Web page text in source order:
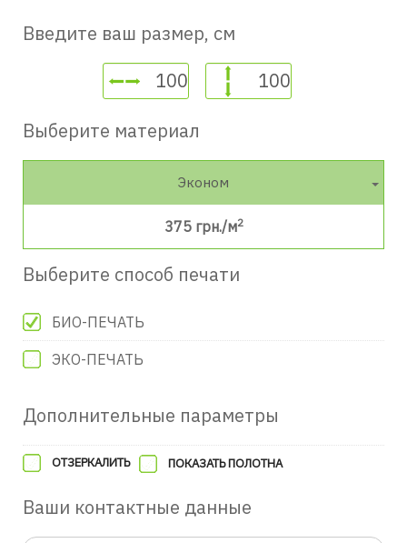
Введите ваш размер, см
Выберите материал
Эконом
375 грн./м2
Выберите способ печати
БИО-ПЕЧАТЬ
ЭКО-ПЕЧАТЬ
Дополнительные параметры
ОТЗЕРКАЛИТЬ ПОКАЗАТЬ ПОЛОТНА
Ваши контактные данные